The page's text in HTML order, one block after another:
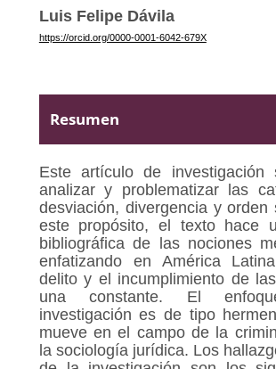
Luis Felipe Dávila
https://orcid.org/0000-0001-6042-679X
Resumen
Este artículo de investigación
analizar y problematizar las
desviación, divergencia y orden
este propósito, el texto hace
bibliográfica de las nociones
enfatizando en América
delito y el incumplimiento de
una constante. El
investigación es de tipo
mueve en el campo de la
la sociología jurídica. Los